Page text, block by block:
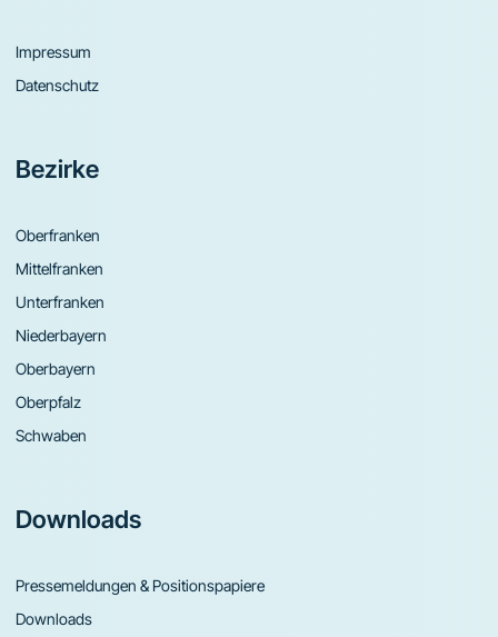
Impressum
Datenschutz
Bezirke
Oberfranken
Mittelfranken
Unterfranken
Niederbayern
Oberbayern
Oberpfalz
Schwaben
Downloads
Pressemeldungen & Positionspapiere
Downloads